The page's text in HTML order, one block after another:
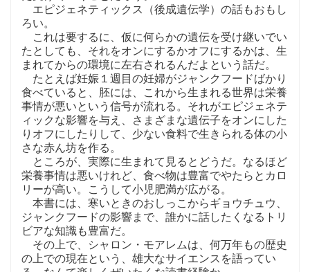
エピジェネティックス（後成遺伝学）の話もおもし
ろい。
これは要するに、仮に何らかの遺伝を受け継いでい
たとしても、それをオンにするかオフにするかは、生
まれてからの環境に左右されるんだよという話だ。
たとえば妊娠１週目の妊婦がジャンクフードばかり
食べていると、胚には、これから生まれる世界は栄養
事情が悪いという信号が流れる。それがエピジェネテ
ィックな影響を与え、さまざまな遺伝子をオンにした
りオフにしたりして、少ない食料で生きられる体の小
さな赤ん坊を作る。
ところが、実際に生まれて見るとどうだ。なるほど
栄養事情は悪いけれど、食べ物は豊富でやたらとカロ
リーが高い。こうして小児肥満が広がる。
本書には、寒いときのおしっこからギョウチュウ、
ジャンクフードの影響まで、誰かに話したくなるトリ
ビアな知識も豊富だ。
その上で、シャロン・モアレムは、何万年もの歴史
の上での現在という、雄大なサイエンスを語ってい